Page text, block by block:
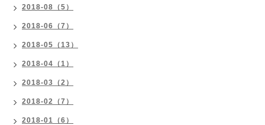
2018-08（5）
2018-06（7）
2018-05（13）
2018-04（1）
2018-03（2）
2018-02（7）
2018-01（6）